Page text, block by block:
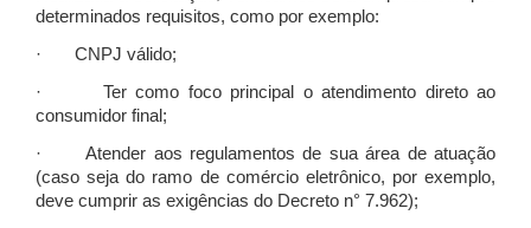
determinados requisitos, como por exemplo:
· CNPJ válido;
· Ter como foco principal o atendimento direto ao
consumidor final;
· Atender aos regulamentos de sua área de atuação
(caso seja do ramo de comércio eletrônico, por exemplo,
deve cumprir as exigências do Decreto n° 7.962);